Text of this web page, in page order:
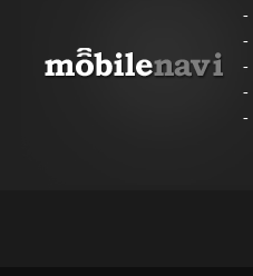
-
-
-
-
-